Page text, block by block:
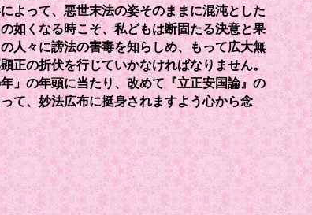
よって、悪世末法の姿そのままに混沌とした
如くなる時こそ、私どもは断固たる決意と果
人々に謗法の害毒を知らしめ、もって広大無
正の折伏を行じていかなければなりません。
」の年頭に当たり、改めて『立正安国論』の
て、妙法広布に挺身されますよう心から念